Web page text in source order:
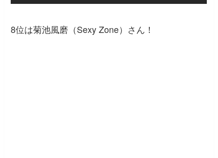
8位は菊池風磨（Sexy Zone）さん！